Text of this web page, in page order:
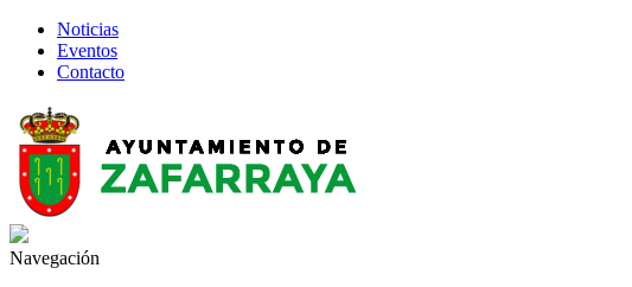
Noticias
Eventos
Contacto
Navegación